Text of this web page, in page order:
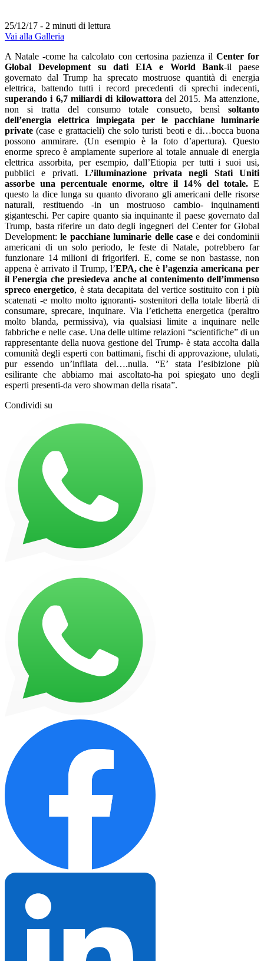
25/12/17 - 2 minuti di lettura
Vai alla Galleria
A Natale -come ha calcolato con certosina pazienza il Center for
Global Development su dati EIA e World Bank-il paese
governato dal Trump ha sprecato mostruose quantità di energia
elettrica, battendo tutti i record precedenti di sprechi indecenti,
superando i 6,7 miliardi di kilowattora del 2015. Ma attenzione,
non si tratta del consumo totale consueto, bensì soltanto
dell’energia elettrica impiegata per le pacchiane luminarie
private(case e grattacieli) che solo turisti beoti e di…bocca buona
possono ammirare. (Un esempio è la foto d’apertura). Questo
enorme spreco è ampiamente superiore al totale annuale di energia
elettrica assorbita, per esempio, dall’Etiopia per tutti i suoi usi,
pubblici e privati. L’illuminazione privata negli Stati Uniti
assorbe una percentuale enorme, oltre il 14% del totale. E
questo la dice lunga su quanto divorano gli americani delle risorse
naturali, restituendo -in un mostruoso cambio- inquinamenti
giganteschi. Per capire quanto sia inquinante il paese governato dal
Trump, basta riferire un dato degli ingegneri del Center for Global
Development:le pacchiane luminarie delle casee dei condominii
americani di un solo periodo, le feste di Natale, potrebbero far
funzionare 14 milioni di frigoriferi. E, come se non bastasse, non
appena è arrivato il Trump, l’EPA, che è l’agenzia americana per
il l’energia che presiedeva anche al contenimento dell’immenso
spreco energetico, è stata decapitata del vertice sostituito con i più
scatenati -e molto molto ignoranti- sostenitori della totale libertà di
consumare, sprecare, inquinare. Via l’etichetta energetica (peraltro
molto blanda, permissiva), via qualsiasi limite a inquinare nelle
fabbriche e nelle case. Una delle ultime relazioni “scientifiche” di un
rappresentante della nuova gestione del Trump- è stata accolta dalla
comunità degli esperti con battimani, fischi di approvazione, ululati,
pur essendo un’infilata del….nulla. “E’ stata l’esibizione più
esilirante che abbiamo mai ascoltato-ha poi spiegato uno degli
esperti presenti-da vero showman della risata”.
Condividi su